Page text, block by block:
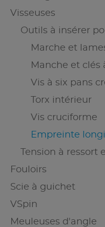
Visseuses
Outils à insérer
Marche et
Manche et clés
Vis à six pans
Torx intérieur
Vis cruciforme
Empreinte
Tension à
Fouloirs
Scie à guichet
VSpin
Meuleuses d'angle